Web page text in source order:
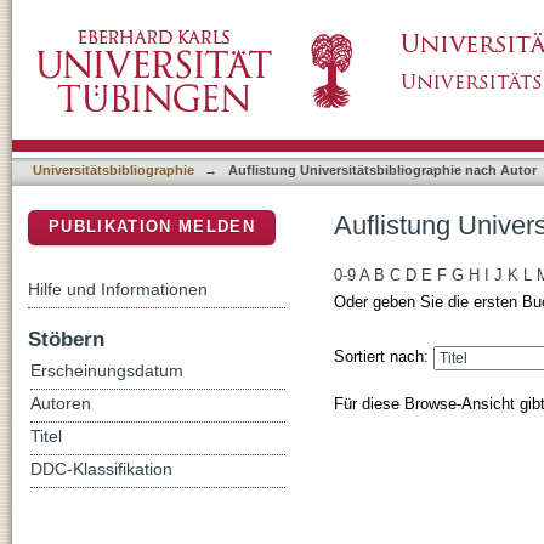
Universitätsbibliographie → Auflistung Universitätsbibliographie nach Autor
Auflistung
0-9 A B C D E F G H J K L
Oder geben Sie die ersten
Sortiert nach:
Für diese Browse-Ansicht
PUBLIKATION MELDEN
Hilfe und Informationen
Stöbern
Erscheinungsdatum
Autoren
Titel
DDC-Klassifikation